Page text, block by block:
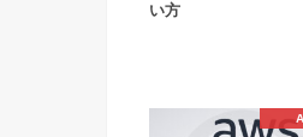
い方